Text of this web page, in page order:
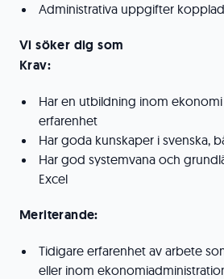
Administrativa uppgifter
Vi söker dig som
Krav:
Har en utbildning inom
erfarenhet
Har goda kunskaper i svenska,
Har god systemvana och
Excel
Meriterande:
Tidigare erfarenhet av arbete
eller inom